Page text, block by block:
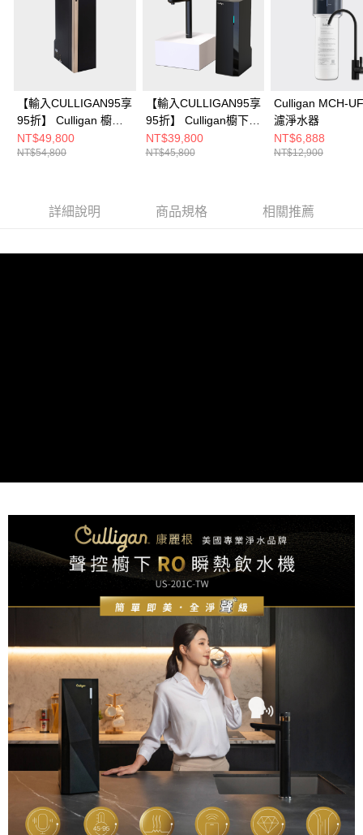
【輸入CULLIGAN95享
95折】 Culligan 櫥下
RO瞬熱極美旗艦飲水
機 US-202C-TW
NT$49,800
NT$54,800
【輸入CULLIGAN95享
95折】 Culligan櫥下
RO瞬熱雙溫飲水機 (此
機型適用電壓為
威客服官方LINE)
NT$39,800
NT$45,800
Culligan MCH-
濾淨水器
NT$6,888
NT$12,900
詳細說明 商品規格 相關推薦